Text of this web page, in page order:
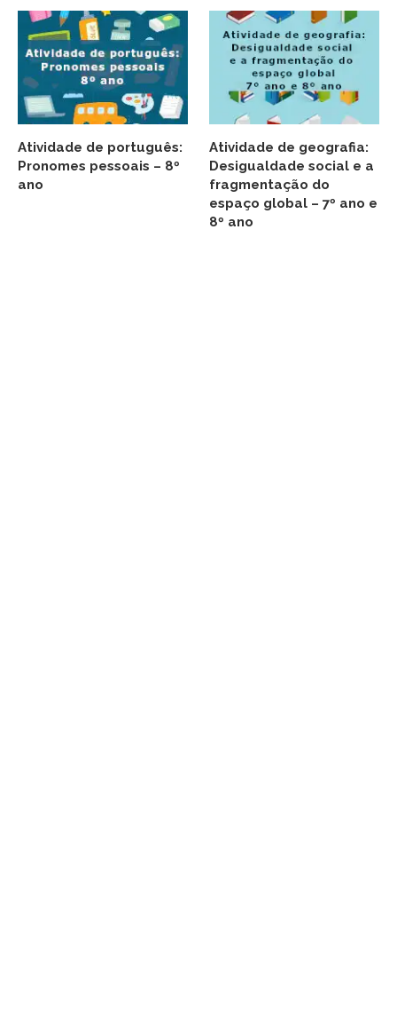
Atividade de português:
Pronomes pessoais – 8º
ano
Atividade de geografia:
Desigualdade social e a
fragmentação do
espaço global – 7º ano e
8º ano